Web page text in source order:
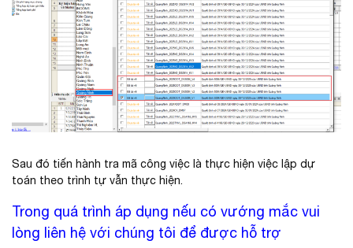
Sau đó tiến hành tra mã công việc là thực hiện việc lập dự
toán theo trình tự vẫn thực hiện.
Trong quá trình áp dụng nếu có vướng mắc vui
lòng liên hệ với chúng tôi để được hỗ trợ